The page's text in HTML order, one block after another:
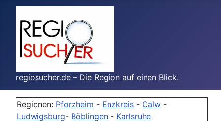
regiosucher.de – Die Region auf einen Blick.
Regionen: Pforzheim - Enzkreis - Calw -
Ludwigsburg- Böblingen - Karlsruhe